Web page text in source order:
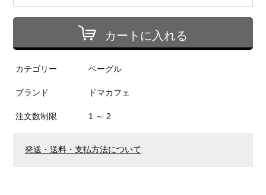
カートに入れる
カテゴリー ベーグル
ブランド ドマカフェ
注文数制限 1 ～ 2
発送・送料・支払方法について